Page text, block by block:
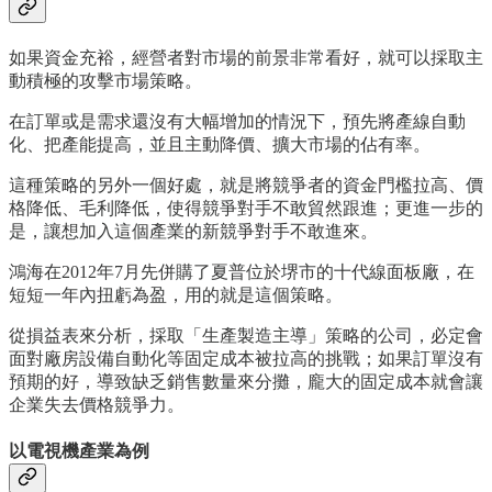
如果資金充裕，經營者對市場的前景非常看好，就可以採取主
動積極的攻擊市場策略。
在訂單或是需求還沒有大幅增加的情況下，預先將產線自動
化、把產能提高，並且主動降價、擴大市場的佔有率。
這種策略的另外一個好處，就是將競爭者的資金門檻拉高、價
格降低、毛利降低，使得競爭對手不敢貿然跟進；更進一步的
是，讓想加入這個產業的新競爭對手不敢進來。
鴻海在2012年7月先併購了夏普位於堺市的十代線面板廠，在
短短一年內扭虧為盈，用的就是這個策略。
從損益表來分析，採取「生產製造主導」策略的公司，必定會
面對廠房設備自動化等固定成本被拉高的挑戰；如果訂單沒有
預期的好，導致缺乏銷售數量來分攤，龐大的固定成本就會讓
企業失去價格競爭力。
以電視機產業為例